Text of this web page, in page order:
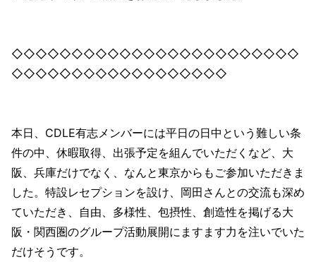
◇◇◇◇◇◇◇◇◇◇◇◇◇◇◇◇◇◇◇◇◇◇◇◇
◇◇◇◇◇◇◇◇◇◇◇◇◇◇◇◇◇◇
本日、CDLE有志メンバーには平日の日中という難しい条
件の中、休暇取得、出張予定を組んでいただくなど、大
阪、兵庫だけでなく、なんと東京からもご参加いただきま
した。特設レセプションを設け、岡田さんとの交流も深め
ていただき、自由、多様性、包摂性、創造性を掲げる大
阪・関西圏のグループ活動展開にますます力を注いでいた
だけそうです。